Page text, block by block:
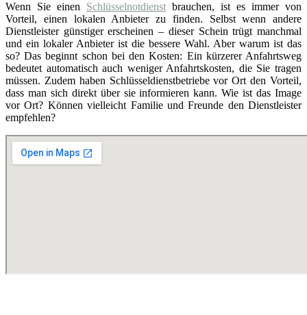
Wenn Sie einen Schlüsselnotdienst brauchen, ist es immer von
Vorteil, einen lokalen Anbieter zu finden. Selbst wenn andere
Dienstleister günstiger erscheinen – dieser Schein trügt manchmal
und ein lokaler Anbieter ist die bessere Wahl. Aber warum ist das
so? Das beginnt schon bei den Kosten: Ein kürzerer Anfahrtsweg
bedeutet automatisch auch weniger Anfahrtskosten, die Sie tragen
müssen. Zudem haben Schlüsseldienstbetriebe vor Ort den Vorteil,
dass man sich direkt über sie informieren kann. Wie ist das Image
vor Ort? Können vielleicht Familie und Freunde den Dienstleister
empfehlen?